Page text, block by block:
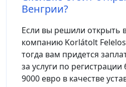
Венгрии?
Если вы решили открыть
компанию Korlátolt
тогда вам придется
за услуги по регистрации
9000 евро в качестве